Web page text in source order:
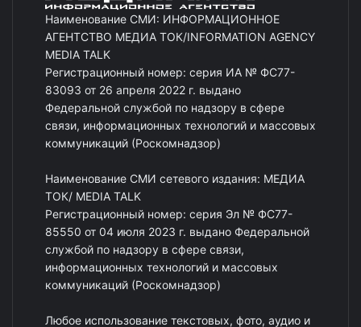
Наименование СМИ: ИНФОРМАЦИОННОЕ
АГЕНТСТВО МЕДИА ТОК/INFORMATION AGENCY
MEDIA TALK
Регистрационный номер: серия ИА № ФС77-
83093 от 26 апреля 2022 г. выдано
Федеральной службой по надзору в сфере
связи, информационных технологий и массовых
коммуникаций (Роскомнадзор)
Наименование СМИ сетевого издания: МЕДИА
ТОК/ MEDIA TALK
Регистрационный номер: серия Эл № ФС77-
85550 от 04 июля 2023 г. выдано Федеральной
службой по надзору в сфере связи,
информационных технологий и массовых
коммуникаций (Роскомнадзор)
Любое использование текстовых, фото, аудио и